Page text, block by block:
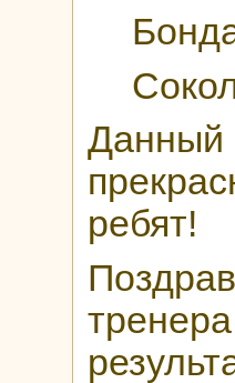
ребят!